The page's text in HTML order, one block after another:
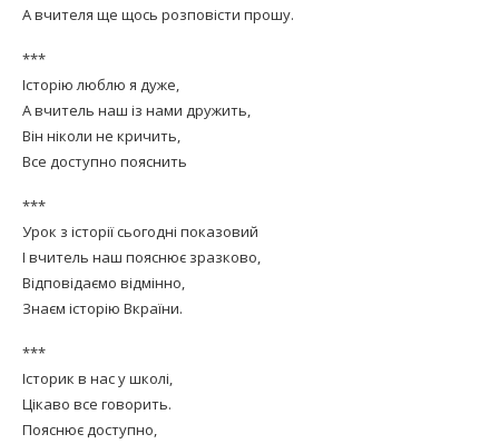
А вчителя ще щось розповісти прошу.
***
Історію люблю я дуже,
А вчитель наш із нами дружить,
Він ніколи не кричить,
Все доступно пояснить
***
Урок з історії сьогодні показовий
І вчитель наш пояснює зразково,
Відповідаємо відмінно,
Знаєм історію Вкраїни.
***
Історик в нас у школі,
Цікаво все говорить.
Пояснює доступно,